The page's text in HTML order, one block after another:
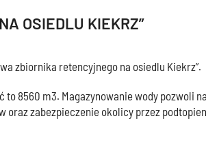
OSIEDLU KIEKRZ”
zbiornika retencyjnego na osiedlu Kiekrz”.
8560 m3. Magazynowanie wody pozwoli
oraz zabezpieczenie okolicy przez